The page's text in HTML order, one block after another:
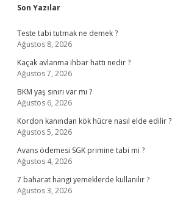
Sidebar
Son Yazılar
Teste tabi tutmak ne demek ?
Ağustos 8, 2026
Kaçak avlanma ihbar hattı nedir ?
Ağustos 7, 2026
BKM yaş sınırı var mı ?
Ağustos 6, 2026
Kordon kanından kök hücre nasıl elde edilir ?
Ağustos 5, 2026
Avans ödemesi SGK primine tabi mi ?
Ağustos 4, 2026
7 baharat hangi yemeklerde kullanılır ?
Ağustos 3, 2026